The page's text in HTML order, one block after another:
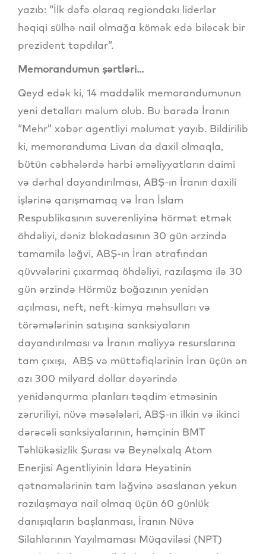
yazıb: “İlk dəfə olaraq regiondakı liderlər
həqiqi sülhə nail olmağa kömək edə biləcək bir
prezident tapdılar”.
Memorandumun şərtləri...
Qeyd edək ki, 14 maddəlik memorandumunun
yeni detalları məlum olub. Bu barədə İranın
“Mehr” xəbər agentliyi məlumat yayıb. Bildirilib
ki, memoranduma Livan da daxil olmaqla,
bütün cəbhələrdə hərbi əməliyyatların daimi
və dərhal dayandırılması, ABŞ-ın İranın daxili
işlərinə qarışmamaq və İran İslam
Respublikasının suverenliyinə hörmət etmək
öhdəliyi, dəniz blokadasının 30 gün ərzində
tamamilə ləğvi, ABŞ-ın İran ətrafından
qüvvələrini çıxarmaq öhdəliyi, razılaşma ilə 30
gün ərzində Hörmüz boğazının yenidən
açılması, neft, neft-kimya məhsulları və
törəmələrinin satışına sanksiyaların
dayandırılması və İranın maliyyə resurslarına
tam çıxışı, ABŞ və müttəfiqlərinin İran üçün ən
azı 300 milyard dollar dəyərində
yenidənqurma planları təqdim etməsinin
zəruriliyi, nüvə məsələləri, ABŞ-ın ilkin və ikinci
dərəcəli sanksiyalarının, həmçinin BMT
Təhlükəsizlik Şurası və Beynəlxalq Atom
Enerjisi Agentliyinin İdarə Heyətinin
qətnamələrinin tam ləğvinə əsaslanan yekun
razılaşmaya nail olmaq üçün 60 günlük
danışıqların başlanması, İranın Nüvə
Silahlarının Yayılmaması Müqaviləsi (NPT)